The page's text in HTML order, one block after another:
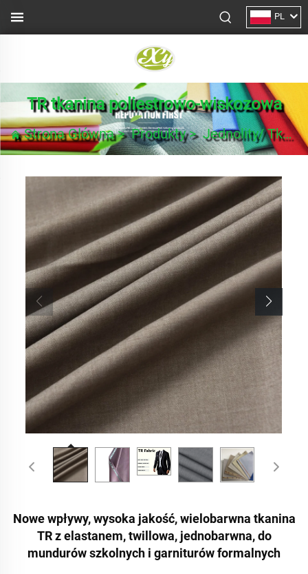
PL
TR tkanina poliestrowo-wiskozowa
Strona Główna>Produkty>Jednolity/ Tkanina na garnitury
Nowe wpływy, wysoka jakość, wielobarwna tkanina
TR z elastanem, twillowa, jednobarwna, do
mundurów szkolnych i garniturów formalnych